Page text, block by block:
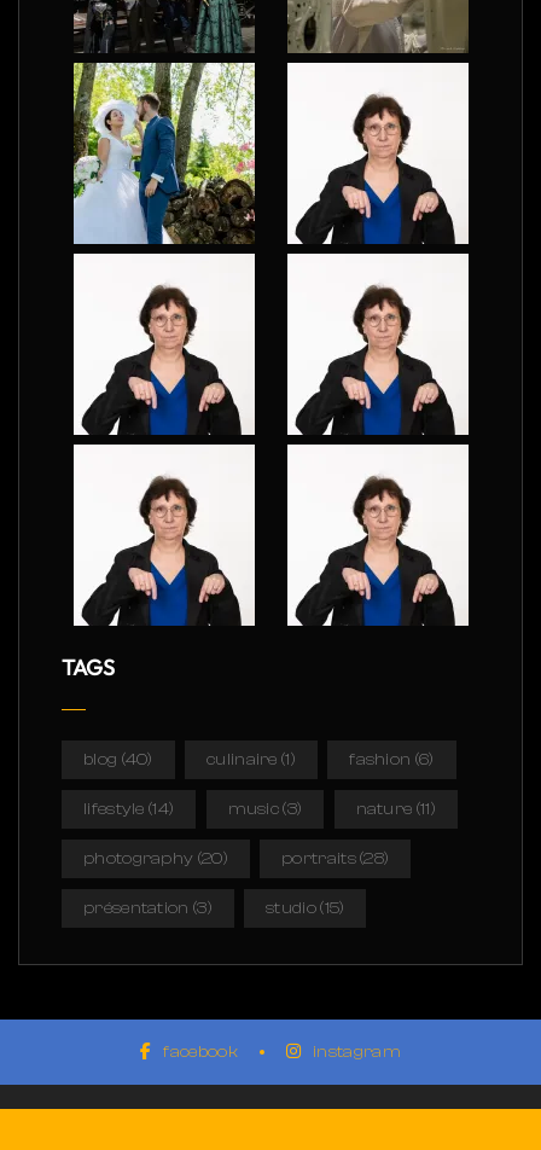
TAGS
blog (40) culinaire (1) fashion (6)
lifestyle (14) music(3) nature (11)
photography (20) portraits(28)
présentation (3) studio(15)
facebook instagram